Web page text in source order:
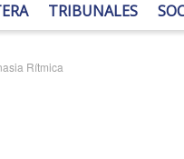
TRIBUNALES
Rítmica